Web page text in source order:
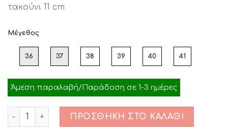
τακούνι 11 cm
Μέγεθος
36 37 38 39 40 41
Άμεση παραλαβή/Παράδοση σε 1-3 ημέρες
Ποσότητα
ΠΡΟΣΘΉΚΗ ΣΤΟ ΚΑΛΆΘΙ